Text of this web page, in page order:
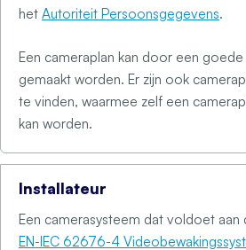
het Autoriteit Persoonsgegevens.
Een cameraplan kan door een
gemaakt worden. Er zijn ook
te vinden, waarmee zelf een
kan worden.
Installateur
Een camerasysteem dat voldoet aan
EN-IEC 62676-4